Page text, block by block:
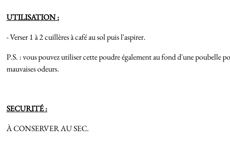
UTILISATION :
- Verser 1 à 2 cuillères à café au sol puis l'aspirer.
P.S. : vous pouvez utiliser cette poudre également au fond d'une poubelle
mauvaises odeurs.
SECURITÉ :
À CONSERVER AU SEC.